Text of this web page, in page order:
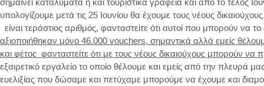
σημαίνει καταλύματα ή και τουριστικά γραφεία και από το τέλος
υπολογίζουμε μετά τις 25 Ιουνίου θα έχουμε τους νέους
είναι τεράστιος αριθμός, φανταστείτε ότι αυτοί που μπορούν να
αξιοποιήθηκαν μόνο 46.000 vouchers, σημαντικά αλλά εμείς
και φέτος φανταστείτε ότι με τους νέους δικαιούχους μπορούν
εξαιρετικό εργαλείο το οποίο θέλουμε και εμείς από την πλευρά
ευελιξίας που δώσαμε και πετύχαμε μπορούμε να έχουμε και